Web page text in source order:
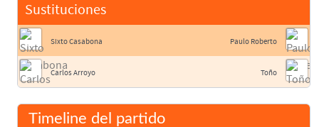
Sustituciones
Sixto Casabona
Carlos Arroyo
Paulo Roberto
Toño
Timeline del partido